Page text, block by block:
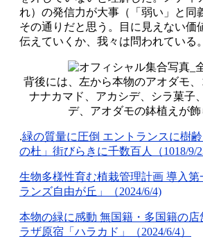
れ）の発信力が大事（「弱い」と同
その通りだと思う。目に見えない価
伝えていくか、我々は問われている。
背後には、左から本物のアオダモ、
ナナカマド、アカシデ、シラ菓子
デ、アオダモの鉢植えが
.緑の質量に圧倒 エントランスに樹
の杜」街びらきに千数百人（1018/9/
生物多様性育む植栽管理計画 導入第
ランズ自由が丘」（2024/6/4)
本物の緑に感動 無国籍・多国籍の
ラザ原宿「ハラカド」（2024/6/4）